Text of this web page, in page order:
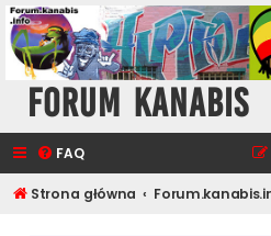
Forum Kanabis
FAQ
Strona główna